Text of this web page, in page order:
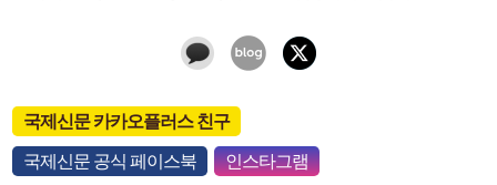
국제신문 카카오플러스 친구
국제신문 공식 페이스북 인스타그램